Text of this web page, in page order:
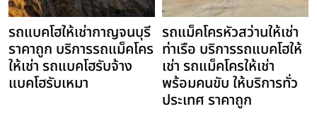
รถแบคโฮให้เช่ากาญจนบุรี
ราคาถูก บริการรถแม็คโคร
ให้เช่า รถแบคโฮรับจ้าง
แบคโฮรับเหมา
รถแม็คโครหัวสว่านให้เช่า
ท่าเรือ บริการรถแบคโฮให้
เช่า รถแม็คโครให้เช่า
พร้อมคนขับ ให้บริการทั่ว
ประเทศ ราคาถูก